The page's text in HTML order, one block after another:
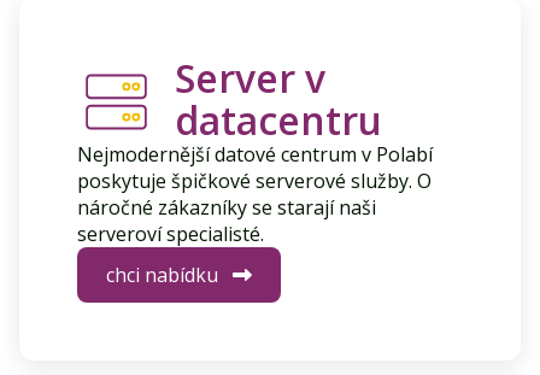
Server v
datacentru
Nejmodernější datové centrum v Polabí
poskytuje špičkové serverové služby. O
náročné zákazníky se starají naši
serveroví specialisté.
chci nabídku